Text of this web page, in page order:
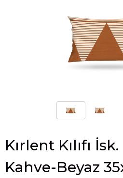
Kırlent Kılıfı
Kahve-Beyaz